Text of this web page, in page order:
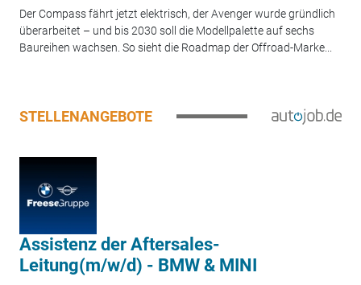
Der Compass fährt jetzt elektrisch, der Avenger wurde gründlich
überarbeitet – und bis 2030 soll die Modellpalette auf sechs
Baureihen wachsen. So sieht die Roadmap der Offroad-Marke...
STELLENANGEBOTE
Assistenz der Aftersales-
Leitung(m/w/d) - BMW & MINI